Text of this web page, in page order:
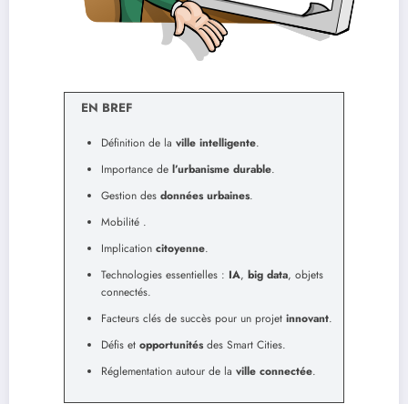
EN BREF
Définition de la ville intelligente.
Importance de l’urbanisme durable.
Gestion des données urbaines.
Mobilité .
Implication citoyenne.
Technologies essentielles : IA, big data, objets
connectés.
Facteurs clés de succès pour un projet innovant.
Défis et opportunitésdes Smart Cities.
Réglementation autour de la ville connectée.